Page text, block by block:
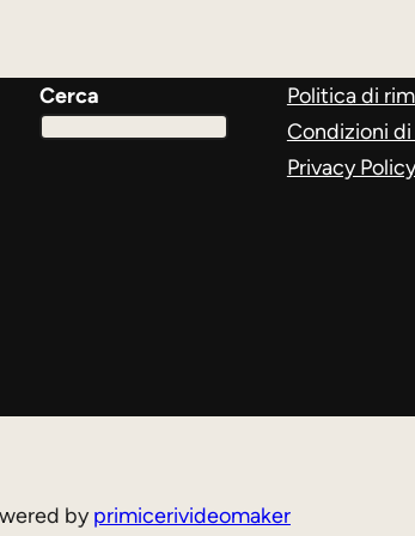
Cerca
Politica di
Condizioni
Privacy Policy
byprimicerivideomaker